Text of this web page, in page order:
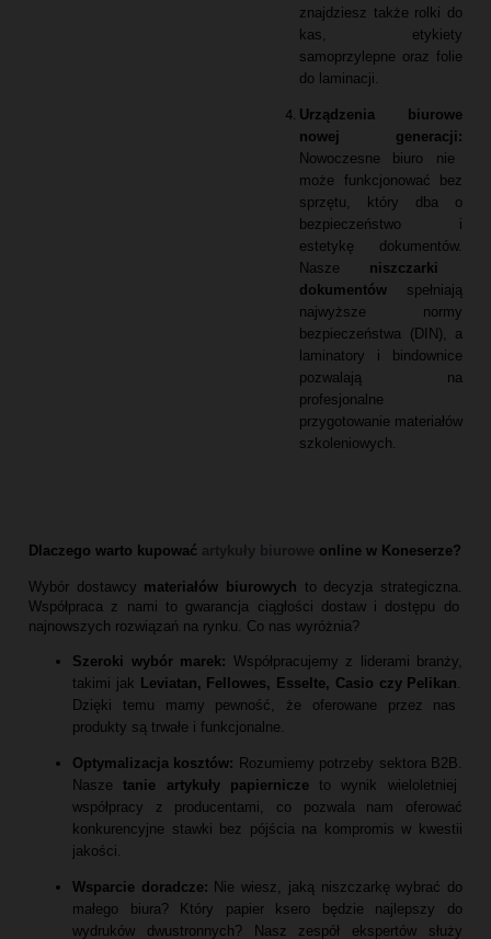
znajdziesz także rolki do
kas,
etykiety
samoprzylepne oraz folie
do laminacji.
Urządzenia biurowe
nowej generacji:
Nowoczesne biuro nie
może funkcjonować bez
sprzętu,
który dba o
bezpieczeństwo i
estetykę dokumentów.
Nasze niszczarki
dokumentów spełniają
najwyższe normy
bezpieczeństwa (DIN),
a
laminatory i bindownice
pozwalają na
profesjonalne
przygotowanie materiałów
szkoleniowych.
Dlaczego warto kupować artykuły biurowe online w Koneserze?
Wybór dostawcy materiałów biurowych to decyzja strategiczna.
Współpraca z nami to gwarancja ciągłości dostaw i dostępu do
najnowszych rozwiązań na rynku.
Co nas wyróżnia?
Szeroki wybór marek: Współpracujemy z liderami branży,
takimi jak Leviatan, Fellowes, Esselte, Casio czy Pelikan
Dzięki temu mamy pewność,
że oferowane przez nas
produkty są trwałe i funkcjonalne.
Optymalizacja kosztów: Rozumiemy potrzeby sektora B2B.
Naszetanie artykuły papierniczeto wynik wieloletniej
współpracy z producentami,
co pozwala nam oferować
konkurencyjne stawki bez pójścia na kompromis w kwestii
jakości.
Wsparcie doradcze: Nie wiesz,
jaką niszczarkę wybrać do
małego biura?Który papier ksero będzie najlepszy do
wydruków dwustronnych?Nasz zespół ekspertów służy